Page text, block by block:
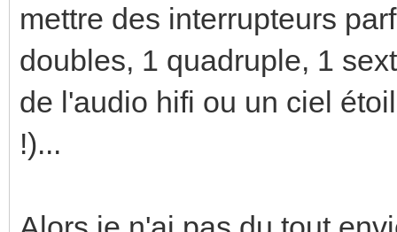
mettre des interrupteurs
doubles, 1 quadruple, 1
de l'audio hifi ou un ciel
!)...